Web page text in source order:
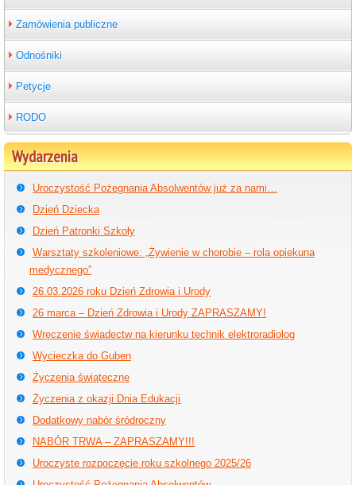
Zamówienia publiczne
Odnośniki
Petycje
RODO
Wydarzenia
Uroczystość Pożegnania Absolwentów już za nami…
Dzień Dziecka
Dzień Patronki Szkoły
Warsztaty szkoleniowe: „Żywienie w chorobie – rola opiekuna
medycznego”
26.03.2026 roku Dzień Zdrowia i Urody
26 marca – Dzień Zdrowia i Urody ZAPRASZAMY!
Wręczenie świadectw na kierunku technik elektroradiolog
Wycieczka do Guben
Życzenia świąteczne
Życzenia z okazji Dnia Edukacji
Dodatkowy nabór śródroczny
NABÓR TRWA – ZAPRASZAMY!!!
Uroczyste rozpoczęcie roku szkolnego 2025/26